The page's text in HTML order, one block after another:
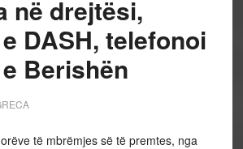
në drejtësi,
DASH, telefonoi
Berishën
të mbrëmjes së të premtes, nga